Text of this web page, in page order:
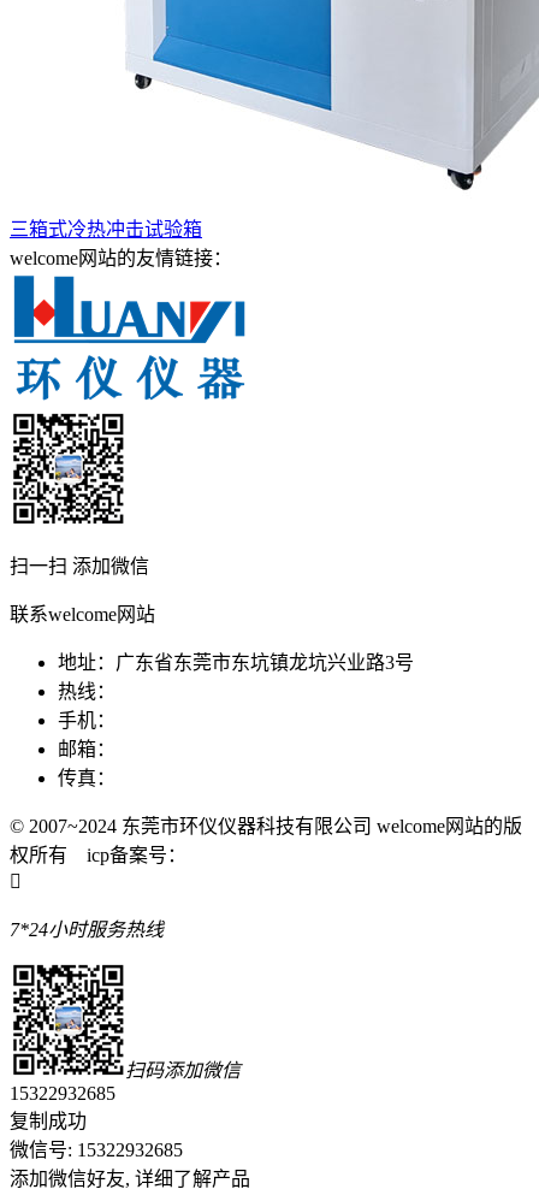
三箱式冷热冲击试验箱
welcome网站的友情链接：
扫一扫 添加微信
联系welcome网站
地址：广东省东莞市东坑镇龙坑兴业路3号
热线：
手机：
邮箱：
传真：
© 2007~2024 东莞市环仪仪器科技有限公司 welcome网站的版
权所有 icp备案号：

7*24小时服务热线
扫码添加微信
15322932685
复制成功
微信号: 15322932685
添加微信好友, 详细了解产品